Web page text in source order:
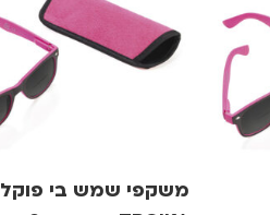
משקפי שמש בי פוקל